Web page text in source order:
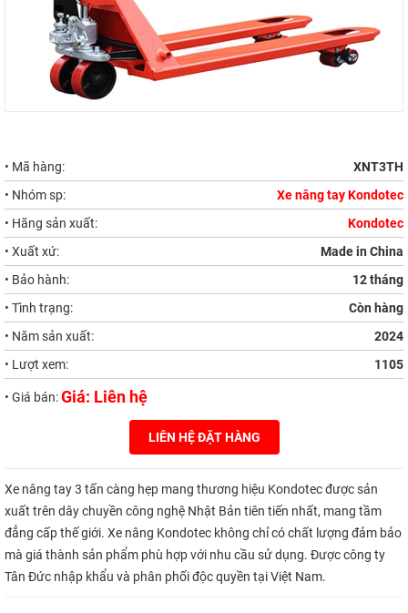
• Mã hàng:
XNT3TH
• Nhóm sp:
Xe nâng tay Kondotec
• Hãng sản xuất:
Kondotec
• Xuất xứ:
Made in China
• Bảo hành:
12 tháng
• Tình trạng:
Còn hàng
• Năm sản xuất:
2024
• Lượt xem:
1105
• Giá bán:Giá: Liên hệ
LIÊN HỆ ĐẶT HÀNG
Xe nâng tay 3 tấn càng hẹp mang thương hiệu Kondotec được sản
xuất trên dây chuyền công nghệ Nhật Bản tiên tiến nhất, mang tầm
đẳng cấp thế giới. Xe nâng Kondotec không chỉ có chất lượng đảm bảo
mà giá thành sản phẩm phù hợp với nhu cầu sử dụng. Được công ty
Tân Đức nhập khẩu và phân phối độc quyền tại Việt Nam.